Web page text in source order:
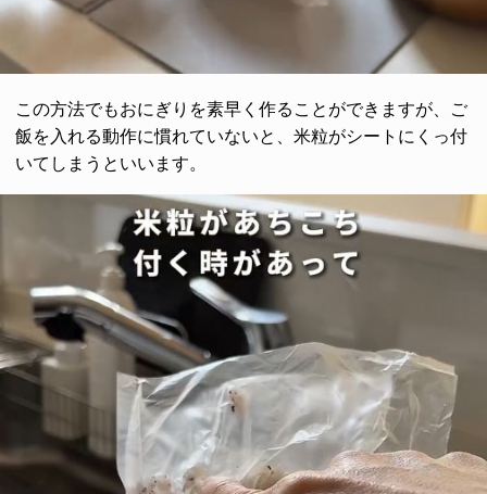
この方法でもおにぎりを素早く作ることができますが、ご
飯を入れる動作に慣れていないと、米粒がシートにくっ付
いてしまうといいます。